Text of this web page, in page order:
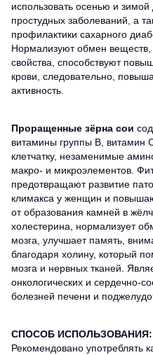
использовать осенью и
простудных заболеваний, а
профилактики сахарного
Нормализуют обмен
свойства, способствуют
крови, следовательно,
активность.
Проращенные зёрна сои
витамины группы В, витамин
клетчатку, незаменимые
макро- и микроэлементов.
предотвращают развитие
климакса у женщин и
от образования камней в
холестерина, нормализует
мозга, улучшает память,
благодаря холину, который
мозга и нервных тканей.
онкологических и сердечно-
болезней печени и
СПОСОБ ИСПОЛЬЗОВАНИЯ:
Рекомендовано употреблять